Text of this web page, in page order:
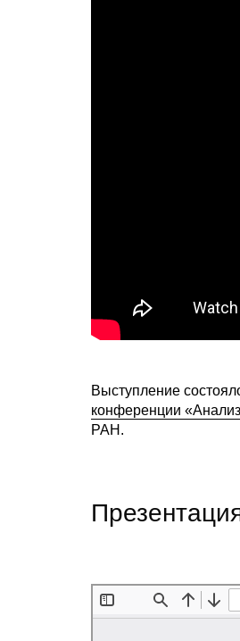
Выступление
конференции
РАН.